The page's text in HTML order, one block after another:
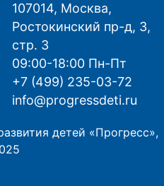
107014, Москва,
Ростокинский пр-д, 3,
стр. 3
09:00-18:00 Пн-Пт
+7 (499) 235-03-72
info@progressdeti.ru
детей «Прогресс»,